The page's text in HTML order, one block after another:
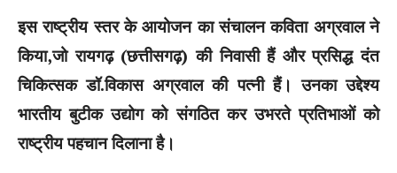
इस राष्ट्रीय स्तर के आयोजन का संचालन कविता अग्रवाल ने
किया,जो रायगढ़ (छत्तीसगढ़) की निवासी हैं और प्रसिद्ध दंत
चिकित्सक डॉ.विकास अग्रवाल की पत्नी हैं। उनका उद्देश्य
भारतीय बुटीक उद्योग को संगठित कर उभरते प्रतिभाओं को
राष्ट्रीय पहचान दिलाना है।